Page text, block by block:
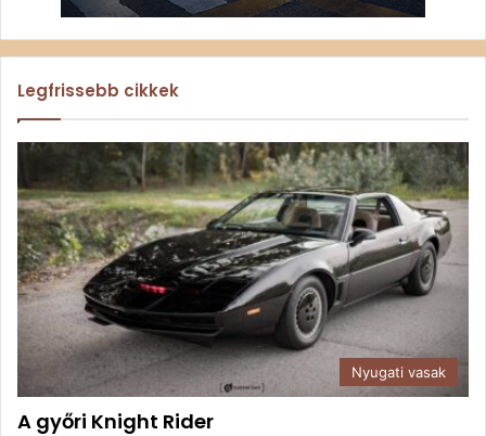
Legfrissebb cikkek
Nyugati vasak
A győri Knight Rider